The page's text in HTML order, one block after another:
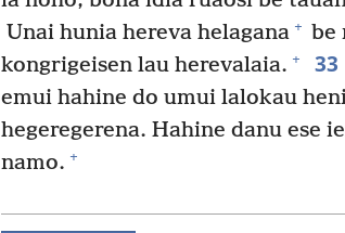
Unai hunia hereva helagana + be
kongrigeisen lau herevalaia. + 33
emui hahine do umui lalokau
hegeregerena. Hahine danu ese
namo. +